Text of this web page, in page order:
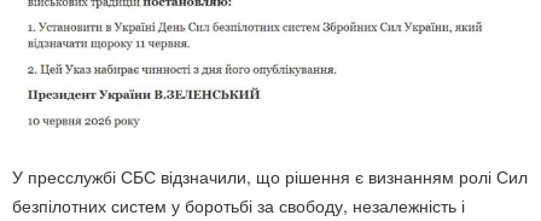
У пресслужбі СБС відзначили, що рішення є визнанням ролі Сил
безпілотних систем у боротьбі за свободу, незалежність і